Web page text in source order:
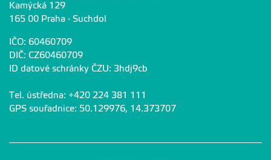
Kamýcká 129
165 00 Praha - Suchdol
IČO: 60460709
DIČ: CZ60460709
ID datové schránky ČZU: 3hdj9cb
Tel. ústředna: +420 224 381 111
GPS souřadnice: 50.129976, 14.373707